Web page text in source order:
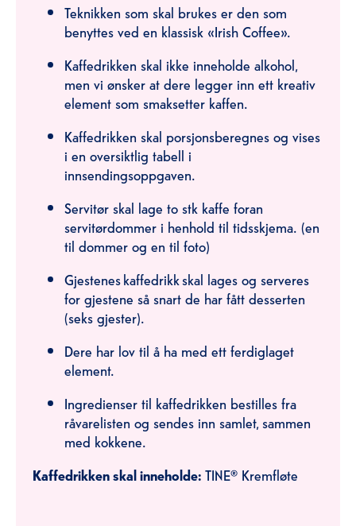
Teknikken som skal brukes er den som
benyttes ved en klassisk «Irish Coffee».
Kaffedrikken skal ikke inneholde alkohol,
men vi ønsker at dere legger inn ett kreativ
element som smaksetter kaffen.
Kaffedrikken skal porsjonsberegnes og vises
i en oversiktlig tabell i
innsendingsoppgaven.
Servitør skal lage to stk kaffe foran
servitørdommer i henhold til tidsskjema. (en
til dommer og en til foto)
Gjestenes kaffedrikk skal lages og serveres
for gjestene så snart de har fått desserten
(seks gjester).
Dere har lov til å ha med ett ferdiglaget
element.
Ingredienser til kaffedrikken bestilles fra
råvarelisten og sendes inn samlet, sammen
med kokkene.
Kaffedrikken skal inneholde: TINE® Kremfløte